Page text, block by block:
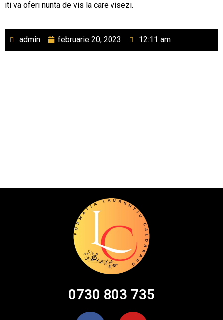
iti va oferi nunta de vis la care visezi.
admin februarie 20, 2023 12:11 am
0730 803 735